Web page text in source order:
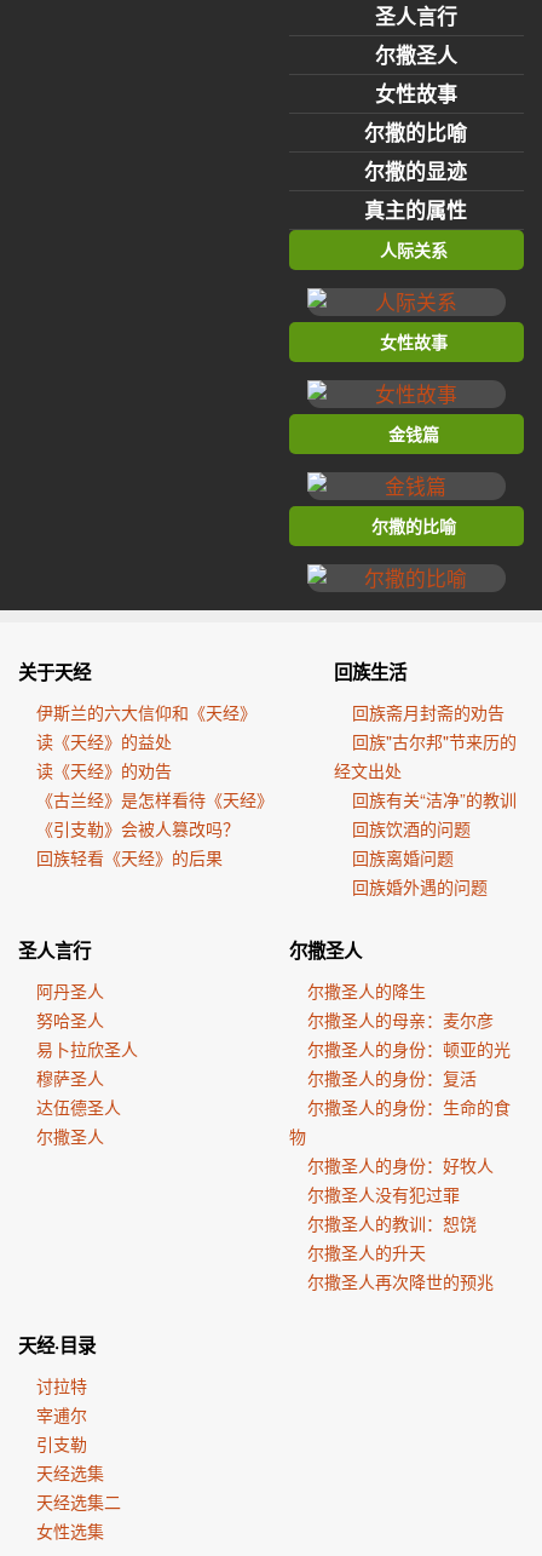
圣人言行
尔撒圣人
女性故事
尔撒的比喻
尔撒的显迹
真主的属性
人际关系
女性故事
金钱篇
尔撒的比喻
关于天经
伊斯兰的六大信仰和《天经》
读《天经》的益处
读《天经》的劝告
《古兰经》是怎样看待《天经》
《引支勒》会被人篡改吗？
回族轻看《天经》的后果
回族生活
回族斋月封斋的劝告
回族"古尔邦"节来历的
经文出处
回族有关“洁净”的教训
回族饮酒的问题
回族离婚问题
回族婚外遇的问题
圣人言行
阿丹圣人
努哈圣人
易卜拉欣圣人
穆萨圣人
达伍德圣人
尔撒圣人
尔撒圣人
尔撒圣人的降生
尔撒圣人的母亲：麦尔彦
尔撒圣人的身份：顿亚的光
尔撒圣人的身份：复活
尔撒圣人的身份：生命的食
物
尔撒圣人的身份：好牧人
尔撒圣人没有犯过罪
尔撒圣人的教训：恕饶
尔撒圣人的升天
尔撒圣人再次降世的预兆
天经·目录
讨拉特
宰逋尔
引支勒
天经选集
天经选集二
女性选集